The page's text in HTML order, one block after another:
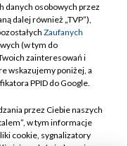
danych osobowych przez
dalej również „TVP”),
Zaufanych
(w tym do
zainteresowań i
wskazujemy poniżej, a
PPID do Google.
przez Ciebie naszych
w tym informacje
cookie, sygnalizatory